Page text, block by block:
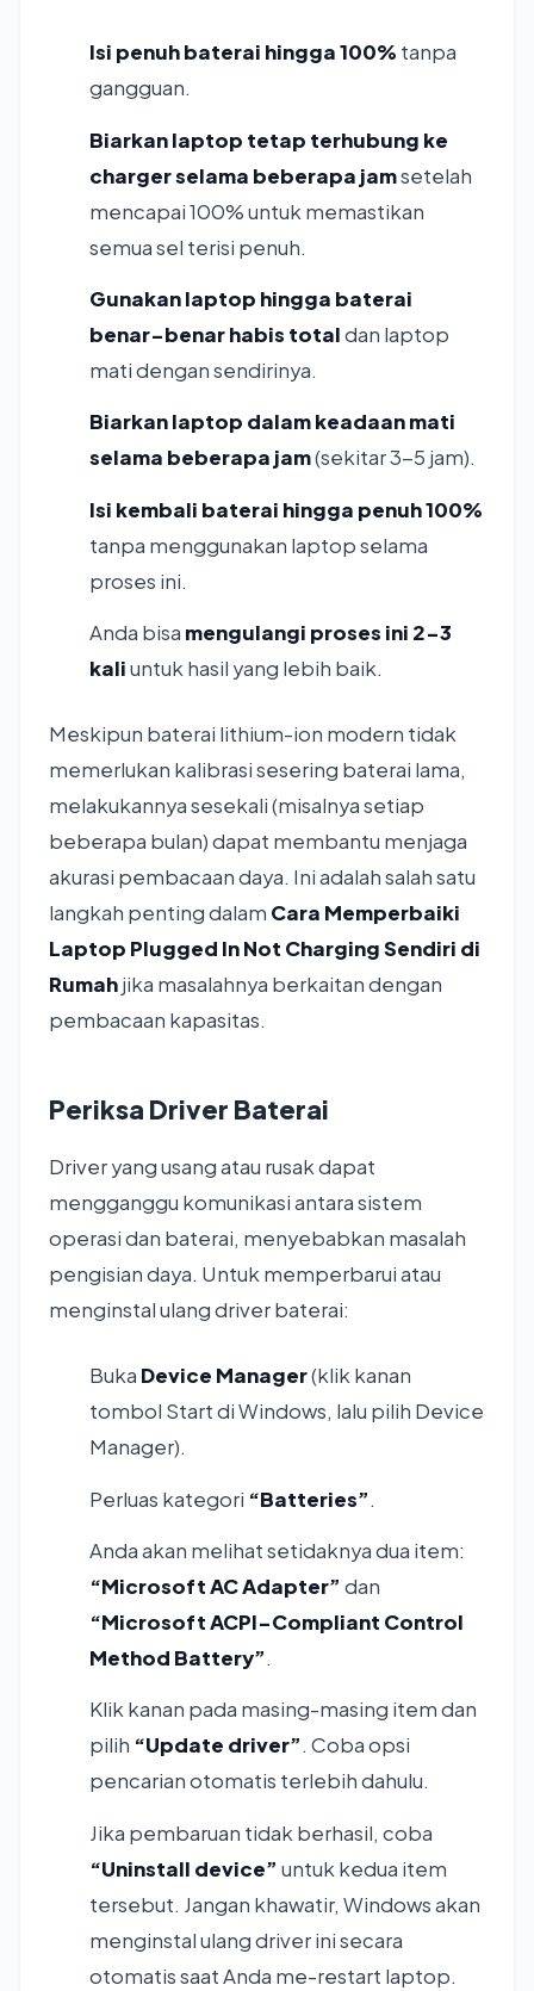
Isi penuh baterai hingga 100% tanpa
gangguan.
Biarkan laptop tetap terhubung ke
charger selama beberapa jamsetelah
mencapai 100% untuk memastikan
semua sel terisi penuh.
Gunakan laptop hingga baterai
benar-benar habis totaldan laptop
mati dengan sendirinya.
Biarkan laptop dalam keadaan mati
selama beberapa jam(sekitar 3-5 jam).
Isi kembali baterai hingga penuh 100%
tanpa menggunakan laptop selama
proses ini.
Anda bisa mengulangi proses ini 2-3
kaliuntuk hasil yang lebih baik.
Meskipun baterai lithium-ion modern tidak
memerlukan kalibrasi sesering baterai lama,
melakukannya sesekali (misalnya setiap
beberapa bulan) dapat membantu menjaga
akurasi pembacaan daya. Ini adalah salah satu
langkah penting dalam Cara Memperbaiki
Laptop Plugged In Not Charging Sendiri di
Rumahjika masalahnya berkaitan dengan
pembacaan kapasitas.
Periksa Driver Baterai
Driver yang usang atau rusak dapat
mengganggu komunikasi antara sistem
operasi dan baterai, menyebabkan masalah
pengisian daya. Untuk memperbarui atau
menginstal ulang driver baterai:
Buka Device Manager(klik kanan
tombol Start di Windows, lalu pilih Device
Manager).
Perluas kategori “Batteries”.
Anda akan melihat setidaknya dua item:
“Microsoft AC Adapter” dan
“Microsoft ACPI-Compliant Control
Method Battery”.
Klik kanan pada masing-masing item dan
pilih “Update driver”. Coba opsi
pencarian otomatis terlebih dahulu.
Jika pembaruan tidak berhasil, coba
“Uninstall device” untuk kedua item
tersebut. Jangan khawatir, Windows akan
menginstal ulang driver ini secara
otomatis saat Anda me-restart laptop.